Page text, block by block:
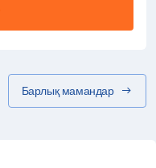
Барлық мамандар